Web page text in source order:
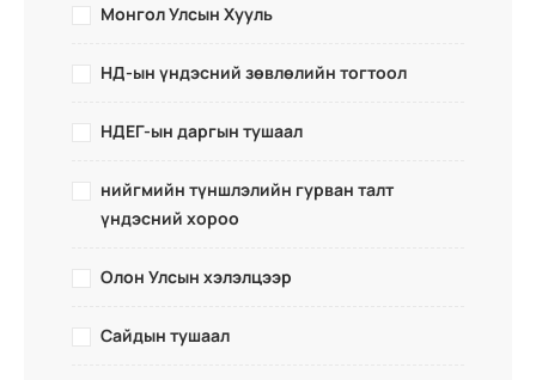
Монгол Улсын Хууль
НД-ын үндэсний зөвлөлийн тогтоол
НДЕГ-ын даргын тушаал
нийгмийн түншлэлийн гурван талт
үндэсний хороо
Олон Улсын хэлэлцээр
Сайдын тушаал